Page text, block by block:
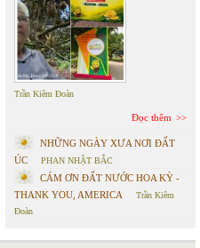
Trần Kiêm Đoàn
Đọc thêm
NHỮNG NGÀY XƯA NƠI ĐẤT
ÚC
PHAN NHẬT BẮC
CÁM ƠN ĐẤT NƯỚC HOA KỲ -
THANK YOU, AMERICA
Trần Kiêm
Đoàn